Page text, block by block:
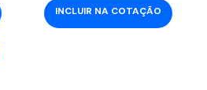
INCLUIR NA COTAÇÃO